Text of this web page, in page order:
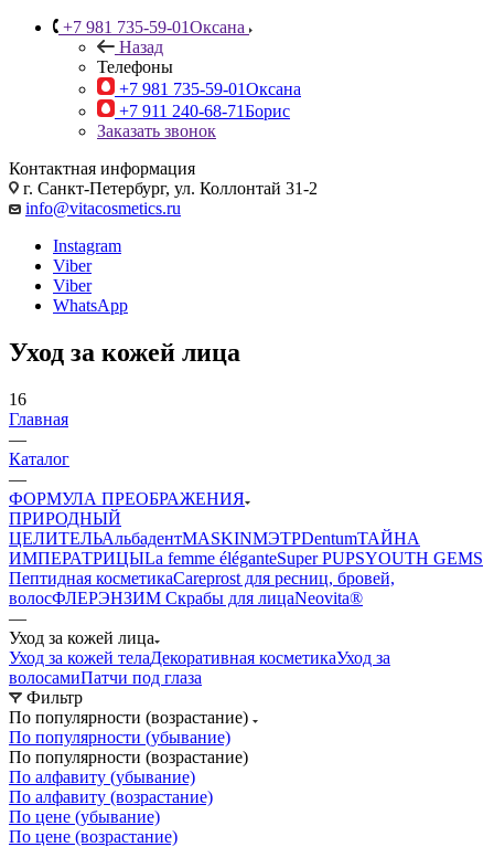
+7 981 735-59-01Оксана
Назад
Телефоны
+7 981 735-59-01Оксана
+7 911 240-68-71Борис
Заказать звонок
Контактная информация
г. Санкт-Петербург, ул. Коллонтай 31-2
info@vitacosmetics.ru
Instagram
Viber
Viber
WhatsApp
Уход за кожей лица
16
Главная
—
Каталог
—
ФОРМУЛА ПРЕОБРАЖЕНИЯ
ПРИРОДНЫЙ
ЦЕЛИТЕЛЬАльбадентMASKINМЭТРDentumТАЙНА
ИМПЕРАТРИЦЫLa femme éléganteSuper PUPSYOUTH GEMS
Пептидная косметикаCareprost для ресниц, бровей,
волосФЛЕРЭНЗИМ Скрабы для лицаNeovita®
—
Уход за кожей лица
Уход за кожей телаДекоративная косметикаУход за
волосамиПатчи под глаза
Фильтр
По популярности (возрастание)
По популярности (убывание)
По популярности (возрастание)
По алфавиту (убывание)
По алфавиту (возрастание)
По цене (убывание)
По цене (возрастание)